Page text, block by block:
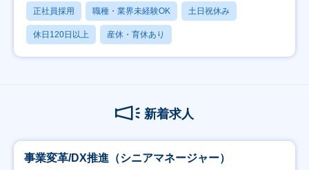
正社員採用 職種・業界未経験OK 土日祝休み
休日120日以上 産休・育休あり
新着求人
事業変革/DX推進（シニアマネージャー）